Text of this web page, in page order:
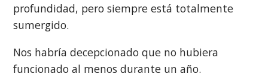
profundidad, pero siempre está totalmente
sumergido.
Nos habría decepcionado que no hubiera
funcionado al menos durante un año.